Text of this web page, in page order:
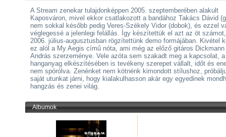
A Stream zenekar tulajdonképpen 2005. szeptemberében alakult
Kaposváron, mivel ekkor csatlakozott a bandához Takács Dávid
nem sokkal később pedig Veres-Székely Vidor (dobok), és ezzel
véglegessé a jelenlegi felállás. Így készítettük el azt az öt
2006. július-augusztusban rögzítettünk demo formájában. Kivétel
ez alól a My Aegis című nóta, ami még az előző gitáros Dickmann
András szerzeménye. Vele azóta sem szakadt meg a kapcsolat, a
hanganyag elkészítésében is tevékeny szerepet vállalt, időt és
nem spórólva. Zenénket nem kötnénk kimondott stílushoz,
saját utunkat járni, hogy kialakulhasson akár egy egyedinek
hangzás és zenei világ.
Albumok